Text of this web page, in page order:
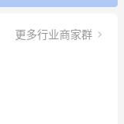
更多行业商家群